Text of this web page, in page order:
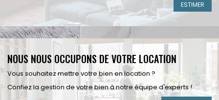
ESTIMER
NOUS NOUS OCCUPONS DE VOTRE LOCATION
Vous souhaitez mettre votre bien en location ?
Confiez la gestion de votre bien à notre équipe d'experts !